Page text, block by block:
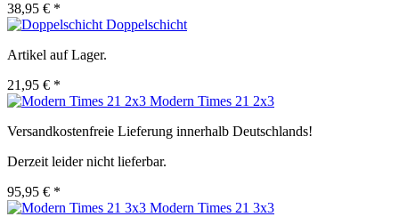
38,95 € *
Doppelschicht
Artikel auf Lager.
21,95 € *
Modern Times 21 2x3
Versandkostenfreie Lieferung innerhalb Deutschlands!
Derzeit leider nicht lieferbar.
95,95 € *
Modern Times 21 3x3